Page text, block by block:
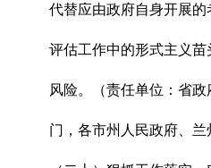
代替应由政府自身开展
评估工作中的形式主义
风险。（责任单位：省
门，各市州人民政府、兰